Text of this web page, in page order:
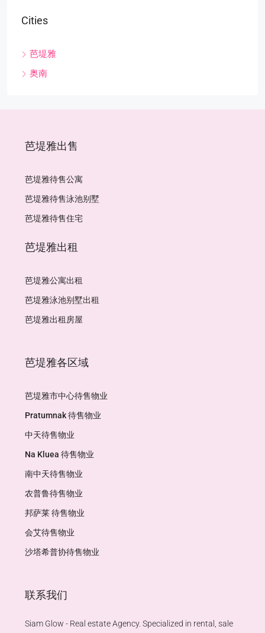
Cities
芭堤雅
奥南
芭堤雅出售
芭堤雅待售公寓
芭堤雅待售泳池别墅
芭堤雅待售住宅
芭堤雅出租
芭堤雅公寓出租
芭堤雅泳池别墅出租
芭堤雅出租房屋
芭堤雅各区域
芭堤雅市中心待售物业
Pratumnak 待售物业
中天待售物业
Na Kluea 待售物业
南中天待售物业
农普鲁待售物业
邦萨莱 待售物业
会艾待售物业
沙塔希普协待售物业
联系我们
Siam Glow - Real estate Agency. Specialized in rental, sale